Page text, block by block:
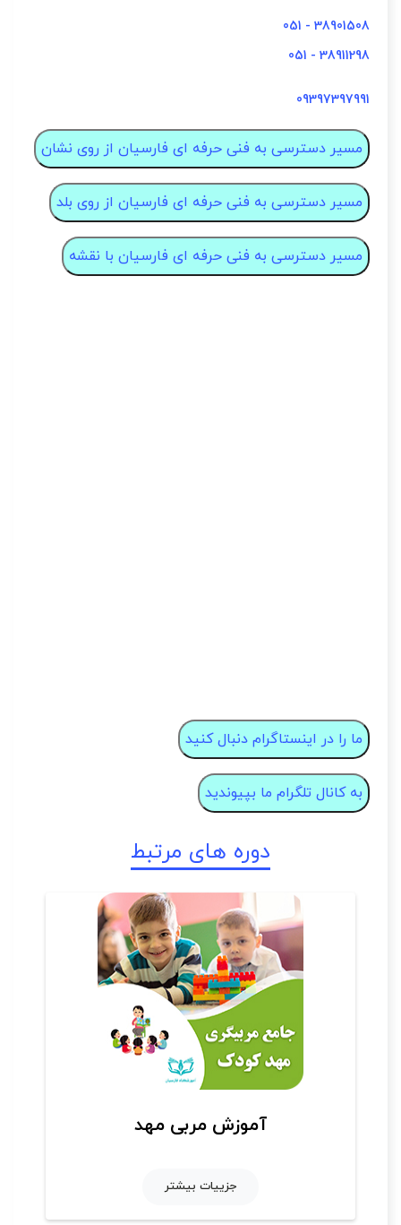
38901508 - 051
38911298 - 051
09397397991
مسیر دسترسی به فنی حرفه ای فارسیان از روی نشان
مسیر دسترسی به فنی حرفه ای فارسیان از روی بلد
مسیر دسترسی به فنی حرفه ای فارسیان با نقشه
ما را در اینستاگرام دنبال کنید
به کانال تلگرام ما بپیوندید
دوره های مرتبط
آموزش مربی مهد
جزییات بیشتر